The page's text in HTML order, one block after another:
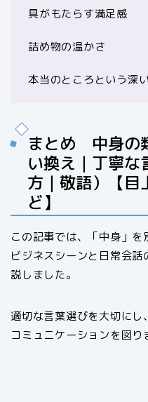
具がもたらす満足感
詰め物の温かさ
本当のところという深
まとめ 中身の
い換え｜丁寧な
方｜敬語）【目
ど】
この記事では、「中身」を
ビジネスシーンと日常会
説しました。
適切な言葉選びを大切に
コミュニケーションを図り